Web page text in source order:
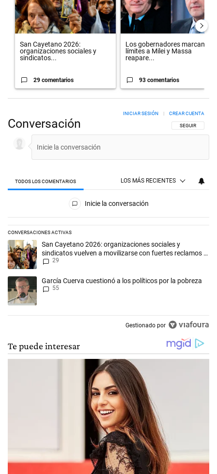
San Cayetano 2026:
organizaciones sociales y
sindicatos...
29 comentarios
Los gobernadores marcan
límites a Milei y Massa
reapare...
93 comentarios
Conversación SIGA ESTA
SEGUIR
INICIAR SESIÓN CREAR CUENTA
TODOS LOS COMENTARIOS LOS MÁS RECIENTES
Todos los comentarios
Inicie la conversación
CONVERSACIONES ACTIVAS
Este listado muestra los artículos con más comentarios en los
Un artículo de tendencia con el título "San Cayetano 2026:
San Cayetano 2026: organizaciones sociales y
sindicatos vuelven a movilizarse con fuertes reclamos al
Gobierno
29
Un artículo de tendencia con el título "García Cuerva cuestionó a los
García Cuerva cuestionó a los políticos por la pobreza
55
Gestionado por